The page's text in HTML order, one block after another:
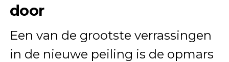
door
Een van de grootste verrassingen
in de nieuwe peiling is de opmars